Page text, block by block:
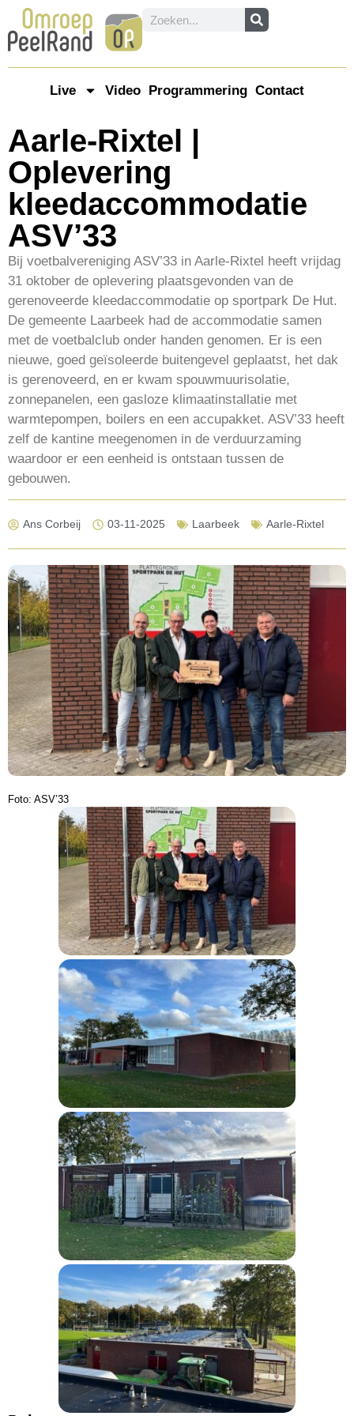
Live Video Programmering Contact
Aarle-Rixtel |
Oplevering
kleedaccommodatie
ASV’33
Bij voetbalvereniging ASV’33 in Aarle-Rixtel heeft vrijdag
31 oktober de oplevering plaatsgevonden van de
gerenoveerde kleedaccommodatie op sportpark De Hut.
De gemeente Laarbeek had de accommodatie samen
met de voetbalclub onder handen genomen. Er is een
nieuwe, goed geïsoleerde buitengevel geplaatst, het dak
is gerenoveerd, en er kwam spouwmuurisolatie,
zonnepanelen, een gasloze klimaatinstallatie met
warmtepompen, boilers en een accupakket. ASV’33 heeft
zelf de kantine meegenomen in de verduurzaming
waardoor er een eenheid is ontstaan tussen de
gebouwen.
Ans Corbeij 03-11-2025 Laarbeek Aarle-Rixtel
Foto: ASV’33